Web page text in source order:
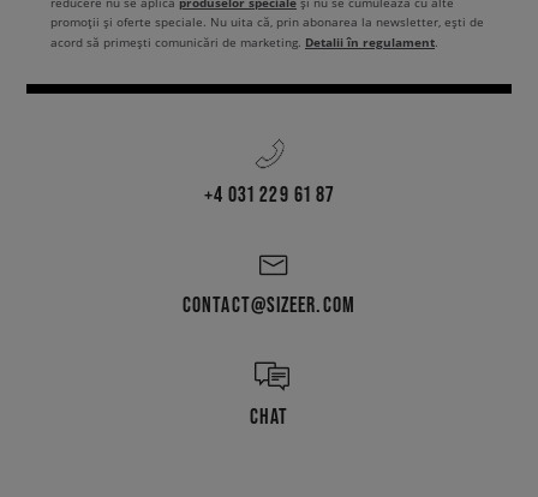
promoții și oferte speciale. Nu uita că, prin abonarea la newsletter, ești de
acord să primești comunicări de marketing. Detalii în regulament.
+4 031 229 61 87
CONTACT@SIZEER.COM
CHAT